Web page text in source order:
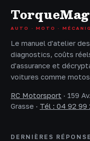
TorqueMag
AUTO · MOTO ·
Le manuel d'atelier
diagnostics, coûts
d'assurance et
voitures comme
RC Motorsport · 159
Grasse · Tél : 04 92 99
DERNIÈRES